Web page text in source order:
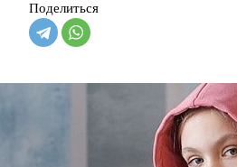
Поделиться